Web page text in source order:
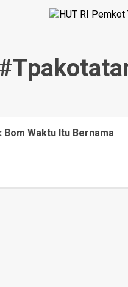
Waktu Itu Bernama